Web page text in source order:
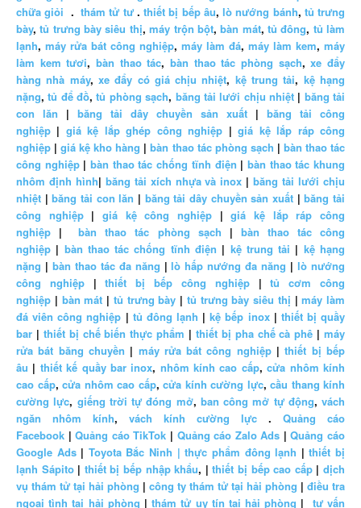
chữa giỏi .thám tử tư.thiết bị bếp âu,lò nướng bánh, tủ trưng
bày,tủ trưng bày siêu thị,máy trộn bột,bàn mát, tủ đông, tủ làm
lạnh, máy rửa bát công nghiệp, máy làm đá, máy làm kem, máy
làm kem tươi,bàn thao tác,bàn thao tác phòng sạch,xe đẩy
hàng nhà máy, xe đẩy có giá chịu nhiệt, kệ trung tải, kệ hạng
nặng,tủ để đồ,tủ phòng sạch, băng tải lưới chịu nhiệt| băng tải
con lăn | băng tải dây chuyền sản xuất | băng tải công
nghiệp | giá kệ lắp ghép công nghiệp |giá kệ lắp ráp công
nghiệp |giá kệ kho hàng |bàn thao tác phòng sạch | bàn thao tác
công nghiệp|bàn thao tác chống tĩnh điện | bàn thao tác khung
nhôm định hình| băng tải xích nhựa và inox |băng tải lưới chịu
nhiệt |băng tải con lăn | băng tải dây chuyền sản xuất |băng tải
công nghiệp|giá kệ công nghiệp |giá kệ lắp ráp công
nghiệp |bàn thao tác phòng sạch | bàn thao tác công
nghiệp | bàn thao tác chống tĩnh điện | kệ trung tải | kệ hạng
nặng | bàn thao tác đa năng |lò hấp nướng đa năng |lò nướng
công nghiệp|thiết bị bếp công nghiệp|tủ cơm công
nghiệp | bàn mát | tủ trưng bày | tủ trưng bày siêu thị |máy làm
đá viên công nghiệp | tủ đông lạnh |kệ bếp inox| thiết bị quầy
bar | thiết bị chế biến thực phẩm | thiết bị pha chế cà phê | máy
rửa bát băng chuyền | máy rửa bát công nghiệp|thiết bị bếp
âu | thiết kế quầy bar inox, nhôm kính cao cấp,cửa nhôm kính
cao cấp, cửa nhôm cao cấp, cửa kính cường lực, cầu thang kính
cường lực, giếng trời tự đóng mở, ban công mở tự động, vách
ngăn nhôm kính, vách kính cường lực . Quảng cáo
Facebook |Quảng cáo TikTok | Quảng cáo Zalo Ads |Quảng cáo
Google Ads| Toyota Bắc Ninh | thực phẩm đông lạnh |thiết bị
lạnh Sápito | thiết bị bếp nhập khẩu, |thiết bị bếp cao cấp|dịch
vụ thám tử tại hải phòng | công ty thám tử tại hải phòng | điều tra
ngoại tình tại hải phòng |thám tử uy tín tại hải phòng | tư vấn